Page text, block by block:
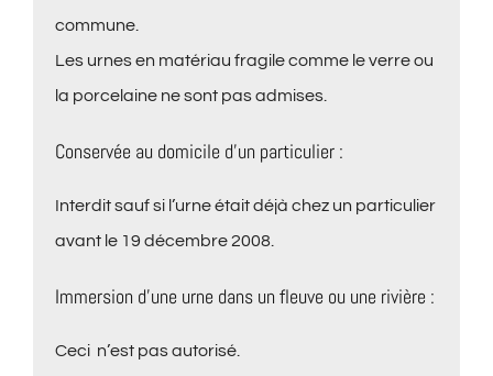
commune.
Les urnes en matériau fragile comme le verre ou
la porcelaine ne sont pas admises.
Conservée au domicile d’un particulier :
Interdit sauf si l’urne était déjà chez un particulier
avant le 19 décembre 2008.
Immersion d’une urne dans un fleuve ou une rivière :
Ceci n’est pas autorisé.